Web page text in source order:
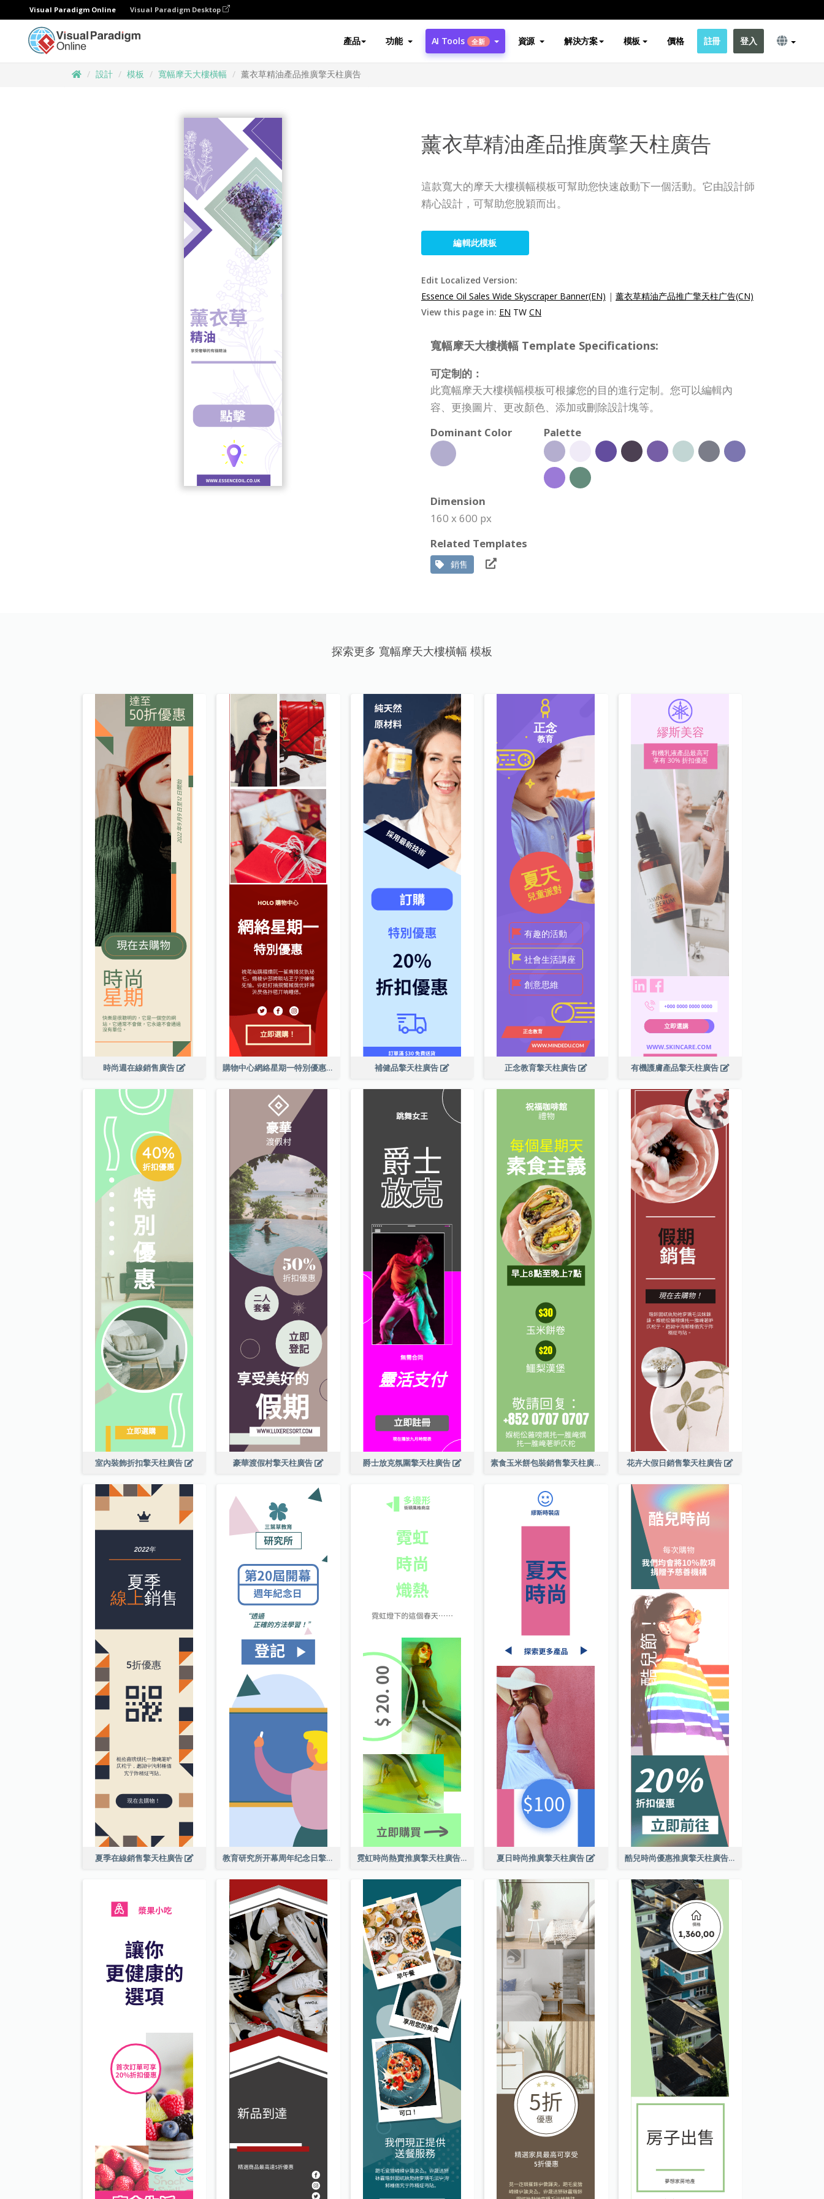
Visual Paradigm Online Visual Paradigm Desktop
產品 功能 AI Tools 全新 資源 解決方案 模板 價格 註冊 登入
設計 模板 寬幅摩天大樓橫幅 薰衣草精油產品推廣擎天柱廣告
薰衣草精油產品推廣擎天柱廣告
這款寬大的摩天大樓橫幅模板可幫助您快速啟動下一個活動。它由設計師
精心設計，可幫助您脫穎而出。
編輯此模板
Edit Localized Version:
Essence Oil Sales Wide Skyscraper Banner(EN) | 薰衣草精油产品推广擎天柱广告(CN)
View this page in: EN TW CN
寬幅摩天大樓橫幅 Template Specifications:
可定制的：
此寬幅摩天大樓橫幅模板可根據您的目的進行定制。您可以編輯內
容、更換圖片、更改顏色、添加或刪除設計塊等。
Dominant Color
Palette
Dimension
160 x 600 px
Related Templates
銷售
探索更多 寬幅摩天大樓橫幅 模板
時尚週在線銷售廣告 購物中心網絡星期一特別優惠擎天柱廣告 補健品擎天柱廣告 正念教育擎天柱廣告 有機護膚產品擎天柱廣告
室內裝飾折扣擎天柱廣告 豪華渡假村擎天柱廣告 爵士放克氛圍擎天柱廣告 素食玉米餅包裝銷售擎天柱廣告 花卉大假日銷售擎天柱廣告
夏季在線銷售擎天柱廣告 教育研究所开幕周年纪念日擎天柱廣告 霓虹時尚熱賣推廣擎天柱廣告 夏日時尚推廣擎天柱廣告 酷兒時尚優惠推廣擎天柱廣告